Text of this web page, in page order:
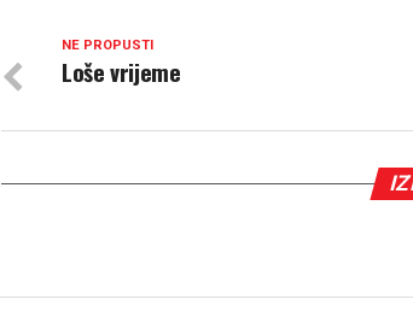
NE PROPUSTI
Loše vrijeme